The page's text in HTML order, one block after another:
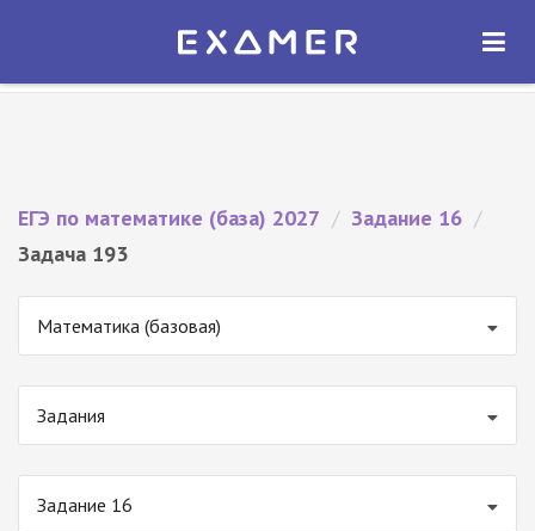
Экзамер — ЕГЭ 2027
ОТКРЫТЬ
ЕГЭ по математике (база) 2027 / Задание 16 /
Задача 193
Математика (базовая)
Задания
Задание 16